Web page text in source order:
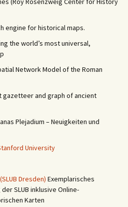
engine for historical maps.
the world’s most universal,
Network Model of the Roman
gazetteer and graph of ancient
Plejadium – Neuigkeiten und
University
Dresden) Exemplarisches
SLUB inklusive Online-
Karten